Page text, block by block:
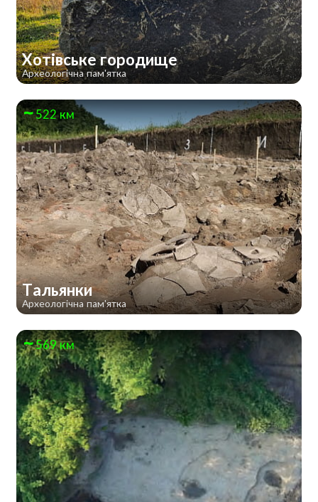
Хотівське городище
Археологічна пам'ятка
522 км
Тальянки
Археологічна пам'ятка
569 км